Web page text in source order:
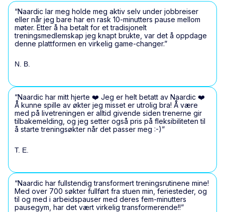
“Naardic lar meg holde meg aktiv selv under jobbreiser
eller når jeg bare har en rask 10-minutters pause mellom
møter. Etter å ha betalt for et tradisjonelt
treningsmedlemskap jeg knapt brukte, var det å oppdage
denne plattformen en virkelig game-changer.”
N. B.
“Naardic har mitt hjerte ❤️ Jeg er helt betatt av Naardic ❤️
Å kunne spille av økter jeg misset er utrolig bra! Å være
med på livetreningen er alltid givende siden trenerne gir
tilbakemelding, og jeg setter også pris på fleksibiliteten til
å starte treningsøkter når det passer meg :-)”
T. E.
“Naardic har fullstendig transformert treningsrutinene mine!
Med over 700 søkter fullført fra stuen min, feriesteder, og
til og med i arbeidspauser med deres fem-minutters
pausegym, har det vært virkelig transformerende!!”